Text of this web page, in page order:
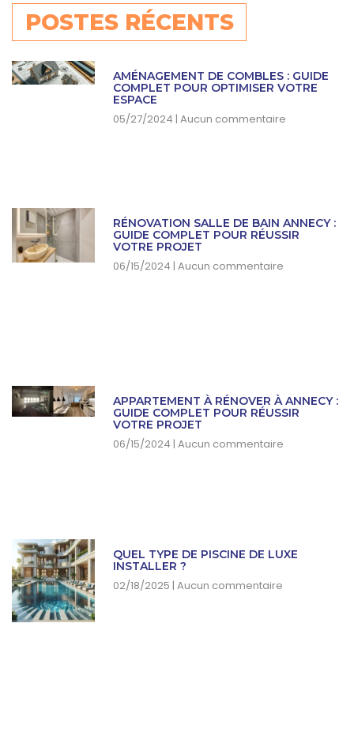
POSTES RÉCENTS
AMÉNAGEMENT DE COMBLES : GUIDE
COMPLET POUR OPTIMISER VOTRE
ESPACE
05/27/2024 Aucun commentaire
RÉNOVATION SALLE DE BAIN ANNECY :
GUIDE COMPLET POUR RÉUSSIR
VOTRE PROJET
06/15/2024 Aucun commentaire
APPARTEMENT À RÉNOVER À ANNECY :
GUIDE COMPLET POUR RÉUSSIR
VOTRE PROJET
06/15/2024 Aucun commentaire
QUEL TYPE DE PISCINE DE LUXE
INSTALLER ?
02/18/2025 Aucun commentaire